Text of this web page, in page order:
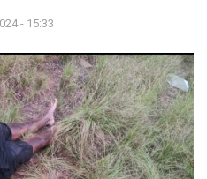
- 15:33